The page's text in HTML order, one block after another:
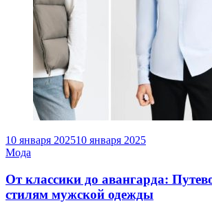
10 января 202510 января 2025
Мода
От классики до авангарда:
стилям мужской одежды